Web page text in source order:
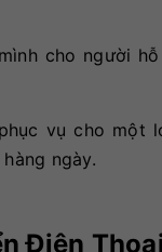
cho người
vụ cho một
ngày.
Điện